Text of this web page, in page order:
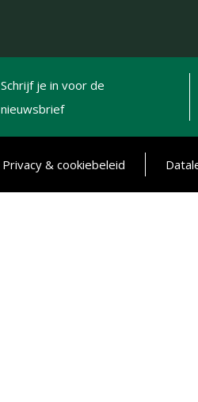
Schrijf je in voor de
nieuwsbrief
Privacy & cookiebeleid